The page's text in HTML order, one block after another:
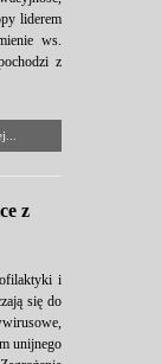
liderem
ws.
z
z
i
się do
unijnego